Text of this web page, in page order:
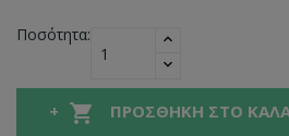
Ποσότητα:
 ΠΡΟΣΘΉΚΗ ΣΤΟ